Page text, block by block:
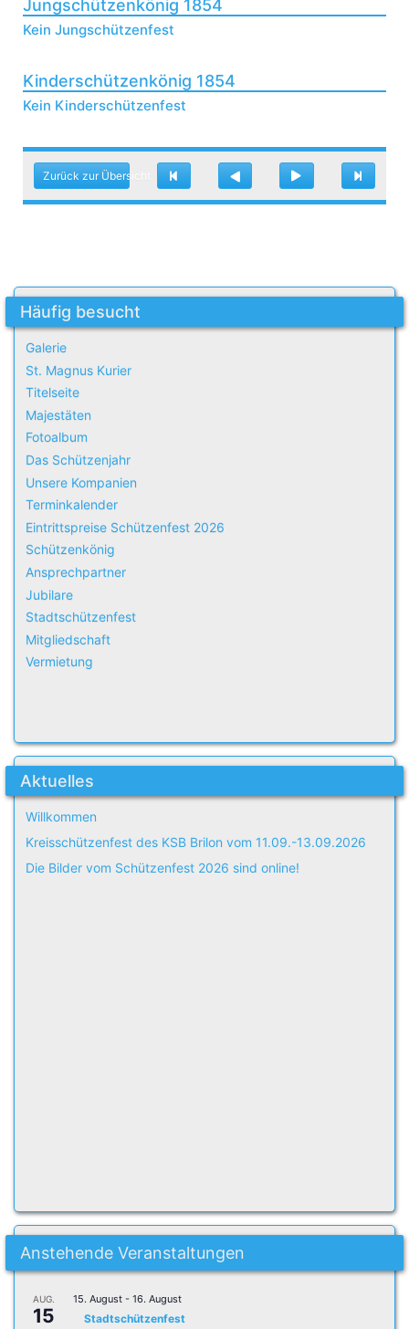
Jungschützenkönig 1854
Kein Jungschützenfest
Kinderschützenkönig 1854
Kein Kinderschützenfest
Zurück zur Übersicht
Häufig besucht
Galerie
St. Magnus Kurier
Titelseite
Majestäten
Fotoalbum
Das Schützenjahr
Unsere Kompanien
Terminkalender
Eintrittspreise Schützenfest 2026
Schützenkönig
Ansprechpartner
Jubilare
Stadtschützenfest
Mitgliedschaft
Vermietung
Aktuelles
Willkommen
Kreisschützenfest des KSB Brilon vom 11.09.-13.09.2026
Die Bilder vom Schützenfest 2026 sind online!
Anstehende Veranstaltungen
AUG.
15
15. August - 16. August
Stadtschützenfest